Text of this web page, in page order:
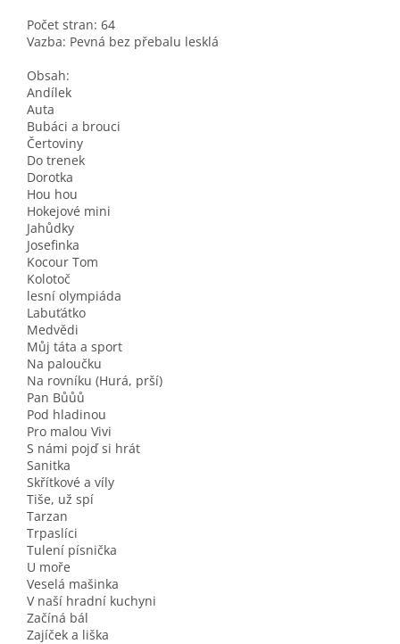
Počet stran: 64
Vazba: Pevná bez přebalu lesklá
Obsah:
Andílek
Auta
Bubáci a brouci
Čertoviny
Do trenek
Dorotka
Hou hou
Hokejové mini
Jahůdky
Josefinka
Kocour Tom
Kolotoč
lesní olympiáda
Labuťátko
Medvědi
Můj táta a sport
Na paloučku
Na rovníku (Hurá, prší)
Pan Bůůů
Pod hladinou
Pro malou Vivi
S námi pojď si hrát
Sanitka
Skřítkové a víly
Tiše, už spí
Tarzan
Trpaslíci
Tulení písnička
U moře
Veselá mašinka
V naší hradní kuchyni
Začíná bál
Zajíček a liška